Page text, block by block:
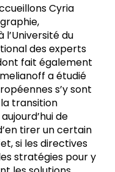
Cyria
du
des experts
fait également
a étudié
s’y sont
transition
de
tirer un certain
si les directives
stratégies pour y